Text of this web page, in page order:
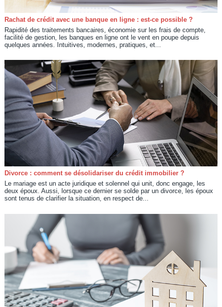
Rachat de crédit avec une banque en ligne : est-ce possible ?
Rapidité des traitements bancaires, économie sur les frais de compte,
facilité de gestion, les banques en ligne ont le vent en poupe depuis
quelques années. Intuitives, modernes, pratiques, et...
Divorce : comment se désolidariser du crédit immobilier ?
Le mariage est un acte juridique et solennel qui unit, donc engage, les
deux époux. Aussi, lorsque ce dernier se solde par un divorce, les époux
sont tenus de clarifier la situation, en respect de...